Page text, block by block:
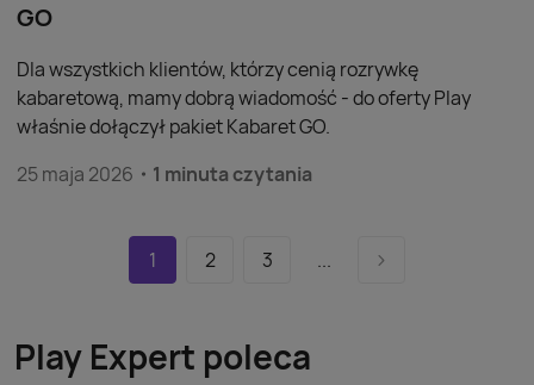
GO
Dla wszystkich klientów, którzy cenią rozrywkę
kabaretową, mamy dobrą wiadomość - do oferty Play
właśnie dołączył pakiet Kabaret GO.
25 maja 2026
1 minuta czytania
1 2 3 ...
Play Expert poleca